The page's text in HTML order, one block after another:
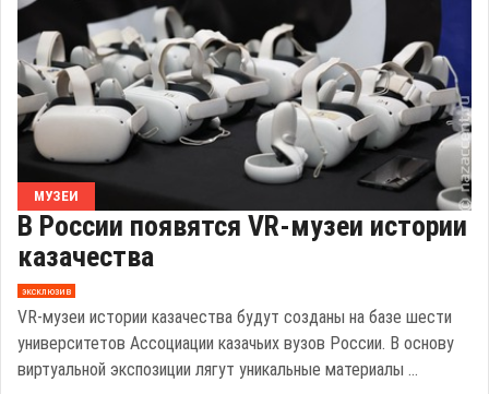
МУЗЕИ
В России появятся VR-музеи истории
казачества
эксклюзив
VR-музеи истории казачества будут созданы на базе шести
университетов Ассоциации казачьих вузов России. В основу
виртуальной экспозиции лягут уникальные материалы ...